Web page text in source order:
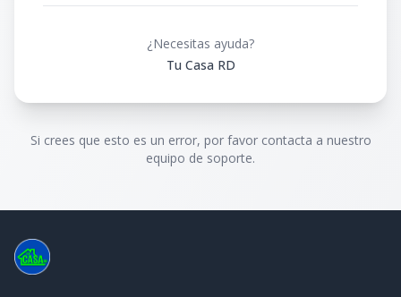
¿Necesitas ayuda?
Tu Casa RD
Si crees que esto es un error, por favor contacta a nuestro
equipo de soporte.